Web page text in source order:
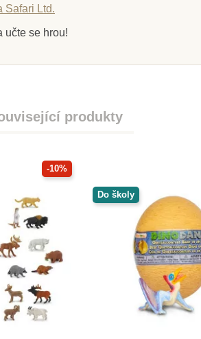
Safari Ltd.
učte se hrou!
produkty
-10%
Do školy